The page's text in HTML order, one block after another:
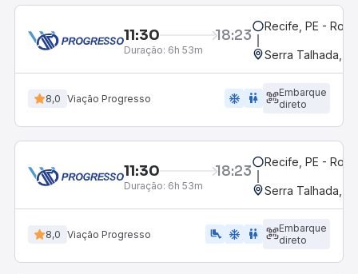
11:30 18:23
Duração: 6h 53m
Recife, PE -
Serra Talhada, PE
8,0 Viação Progresso ac_unit wc
Embarque
direto
11:30 18:23
Duração: 6h 53m
Recife, PE -
Serra Talhada, PE
8,0 Viação Progresso airline_seat_legroom_extra ac_unit wc
Embarque
direto